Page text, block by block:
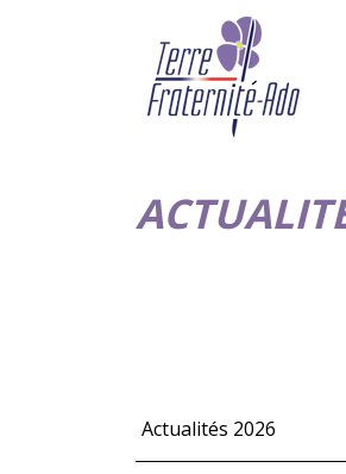
Actualités 2026